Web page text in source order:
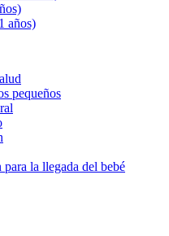
años)
pequeños
la llegada del bebé